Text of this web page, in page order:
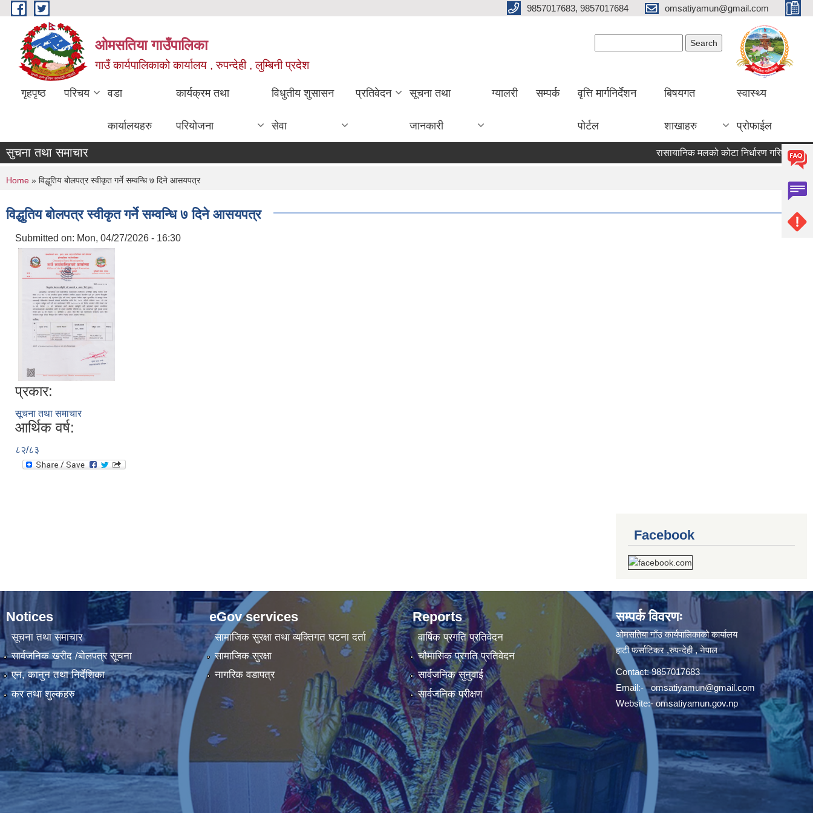
Skip to main content 9857017683, 9857017684 omsatiyamun@gmail.com
ओमसतिया गाउँपालिका
गाउँ कार्यपालिकाको कार्यालय , रुपन्देही , लुम्बिनी प्रदेश
गृहपृष्ठ परिचय वडा
कार्यालयहरु
कार्यक्रम तथा
परियोजना
विधुतीय शुसासन
सेवा
प्रतिवेदन सूचना तथा
जानकारी
ग्यालरी सम्पर्क वृत्ति मार्गनिर्देशन
पोर्टल
बिषयगत
शाखाहरु
स्वास्थ्य
प्रोफाईल
सुचना तथा समाचार रासायानिक मलको कोटा निर्धारण गरिएको सूचना
You are here
Home » विद्धुतिय बोलपत्र स्वीकृत गर्ने सम्वन्धि ७ दिने आसयपत्र
विद्धुतिय बोलपत्र स्वीकृत गर्ने सम्वन्धि ७ दिने आसयपत्र
Submitted on: Mon, 04/27/2026 - 16:30
प्रकार:
सूचना तथा समाचार
आर्थिक वर्ष:
८२/८३
Facebook
Notices
सूचना तथा समाचार
सार्वजनिक खरीद /बोलपत्र सूचना
एन, कानुन तथा निर्देशिका
कर तथा शुल्कहरु
eGov services
सामाजिक सुरक्षा तथा व्यक्तिगत घटना दर्ता
सामाजिक सुरक्षा
नागरिक वडापत्र
Reports
वार्षिक प्रगति प्रतिवेदन
चौमासिक प्रगति प्रतिवेदन
सार्वजनिक सुनुवाई
सार्वजनिक परीक्षण
सम्पर्क विवरणः
ओमसतिया गाँउ कार्यपालिकाको कार्यालय
हाटी फर्साटिकर ,रुपन्देही , नेपाल
Contact: 9857017683
Email:-omsatiyamun@gmail.com
Website:- omsatiyamun.gov.np